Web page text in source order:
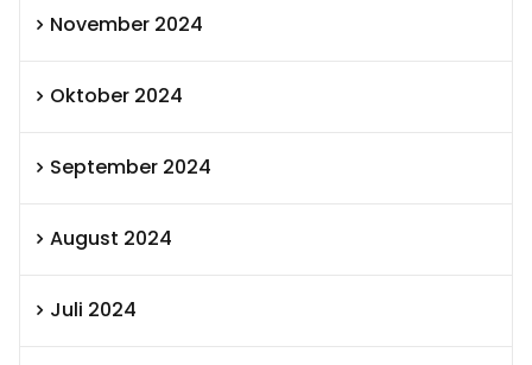
November 2024
Oktober 2024
September 2024
August 2024
Juli 2024